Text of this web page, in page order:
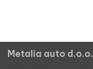
Metalia auto d.o.o.